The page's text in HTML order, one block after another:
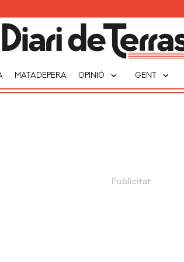
MATADEPERA OPINIÓ expand_more GENT expand_more